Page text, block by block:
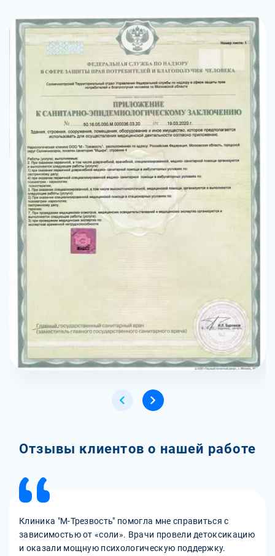
Отзывы клиентов о нашей работе
Клиника "М-Трезвость" помогла мне справиться с
зависимостью от «соли». Врачи провели детоксикацию
и оказали мощную психологическую поддержку.